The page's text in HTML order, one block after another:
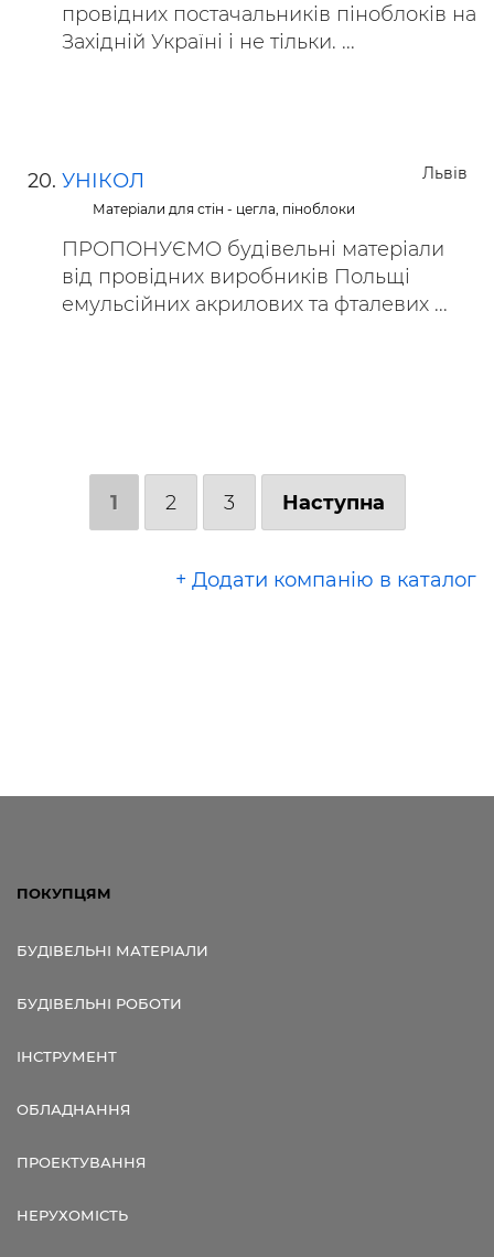
провідних постачальників піноблоків на
Західній Україні і не тільки. ...
Львів
УНІКОЛ
Матеріали для стін - цегла, піноблоки
ПРОПОНУЄМО будівельні матеріали
від провідних виробників Польщі
емульсійних акрилових та фталевих ...
1 2 3 Наступна
+ Додати компанію в каталог
ПОКУПЦЯМ
БУДІВЕЛЬНІ МАТЕРІАЛИ
БУДІВЕЛЬНІ РОБОТИ
ІНСТРУМЕНТ
ОБЛАДНАННЯ
ПРОЕКТУВАННЯ
НЕРУХОМІСТЬ